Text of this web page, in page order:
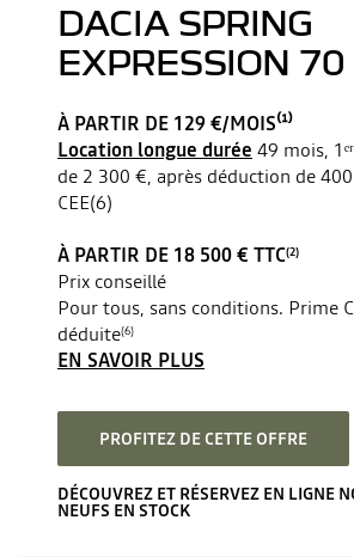
DACIA SPRING
EXPRESSION 70
À PARTIR DE 129 €/MOIS⁽¹⁾
Location longue durée 49 mois,
de 2 300 €, après déduction de
CEE(6)
À PARTIR DE 18 500 € TTC(2)
Prix conseillé
Pour tous, sans conditions. Prime
déduite(6)
EN SAVOIR PLUS
PROFITEZ DE CETTE OFFRE
DÉCOUVREZ ET RÉSERVEZ EN LIGNE
NEUFS EN STOCK